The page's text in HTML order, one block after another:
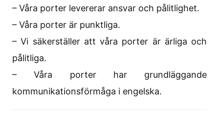
– Våra porter levererar ansvar och pålitlighet.
– Våra porter är punktliga.
– Vi säkerställer att våra porter är ärliga och
pålitliga.
– Våra porter har grundläggande
kommunikationsförmåga i engelska.